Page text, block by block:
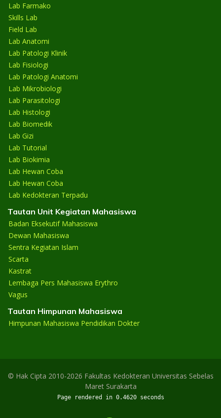
Lab Farmako
Skills Lab
Field Lab
Lab Anatomi
Lab Patologi Klinik
Lab Fisiologi
Lab Patologi Anatomi
Lab Mikrobiologi
Lab Parasitologi
Lab Histologi
Lab Biomedik
Lab Gizi
Lab Tutorial
Lab Biokimia
Lab Hewan Coba
Lab Hewan Coba
Lab Kedokteran Terpadu
Tautan Unit Kegiatan Mahasiswa
Badan Eksekutif Mahasiswa
Dewan Mahasiswa
Sentra Kegiatan Islam
Scarta
Kastrat
Lembaga Pers Mahasiswa Erythro
Vagus
Tautan Himpunan Mahasiswa
Himpunan Mahasiswa Pendidikan Dokter
© Hak Cipta 2010-2026 Fakultas Kedokteran Universitas Sebelas
Maret Surakarta
Page rendered in 0.4620 seconds